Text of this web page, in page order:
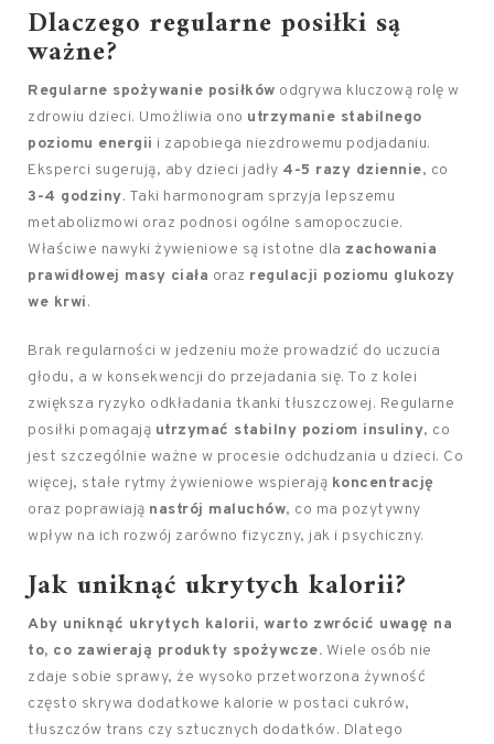
Dlaczego regularne posiłki są
ważne?
Regularne spożywanie posiłków odgrywa kluczową rolę w
zdrowiu dzieci. Umożliwia ono utrzymanie stabilnego
poziomu energii i zapobiega niezdrowemu podjadaniu.
Eksperci sugerują, aby dzieci jadły 4-5 razy dziennie, co
3-4 godziny. Taki harmonogram sprzyja lepszemu
metabolizmowi oraz podnosi ogólne samopoczucie.
Właściwe nawyki żywieniowe są istotne dla zachowania
prawidłowej masy ciała oraz regulacji poziomu glukozy
we krwi.
Brak regularności w jedzeniu może prowadzić do uczucia
głodu, a w konsekwencji do przejadania się. To z kolei
zwiększa ryzyko odkładania tkanki tłuszczowej. Regularne
posiłki pomagają utrzymać stabilny poziom insuliny, co
jest szczególnie ważne w procesie odchudzania u dzieci. Co
więcej, stałe rytmy żywieniowe wspierają koncentrację
oraz poprawiają nastrój maluchów, co ma pozytywny
wpływ na ich rozwój zarówno fizyczny, jak i psychiczny.
Jak uniknąć ukrytych kalorii?
Aby uniknąć ukrytych kalorii, warto zwrócić uwagę na
to, co zawierają produkty spożywcze. Wiele osób nie
zdaje sobie sprawy, że wysoko przetworzona żywność
często skrywa dodatkowe kalorie w postaci cukrów,
tłuszczów trans czy sztucznych dodatków. Dlatego